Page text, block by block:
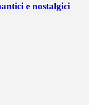
e nostalgici